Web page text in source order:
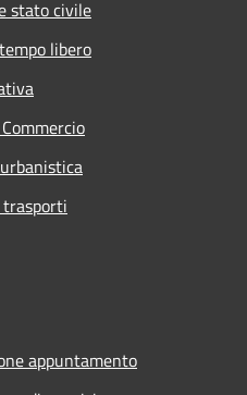
stato civile
libero
appuntamento